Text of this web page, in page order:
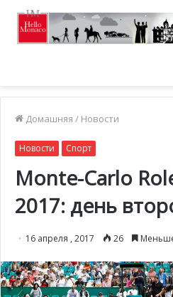
Домашняя / Новости
Новости Спорт
Monte-Carlo
2017: день
16 апреля , 2017 26